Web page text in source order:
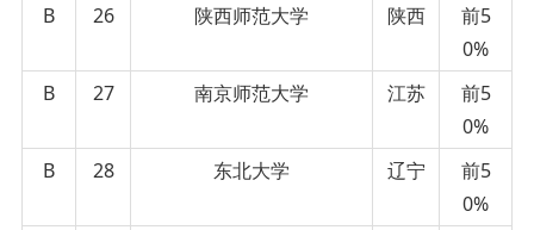
B
26 陕西师范大学 陕西
前5
0%
B
27 南京师范大学 江苏
前5
0%
B
28 东北大学 辽宁
前5
0%